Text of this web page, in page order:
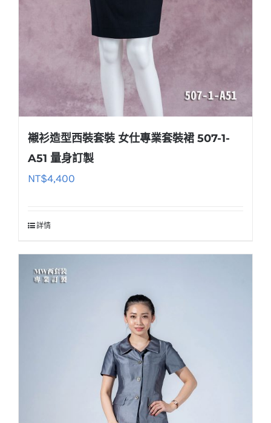
襯衫造型西裝套裝 女仕專業套裝裙 507-1-
A51 量身訂製
NT$4,400
詳情